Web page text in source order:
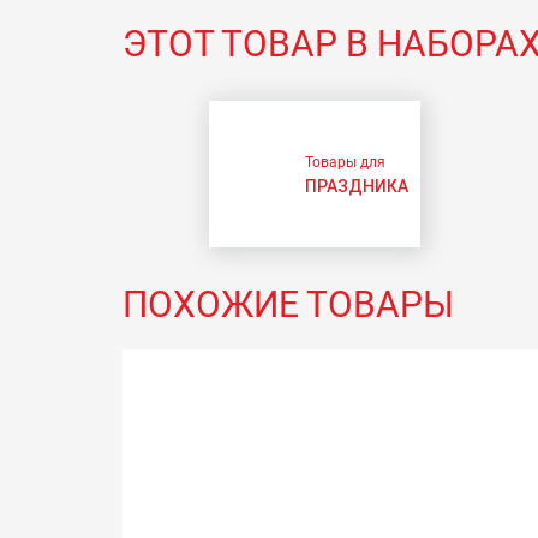
ЭТОТ ТОВАР В
Товары для
ПРАЗДНИКА
ПОХОЖИЕ ТОВАРЫ